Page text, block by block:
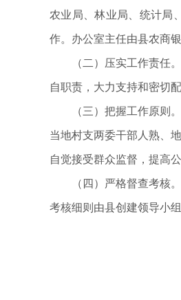
农业局、林业局、统计局
作。办公室主任由县农商
（二）压实工作责
自职责，大力支持和密切
（三）把握工作原
当地村支两委干部人熟、
自觉接受群众监督，提高
（四）严格督查考核
考核细则由县创建领导小